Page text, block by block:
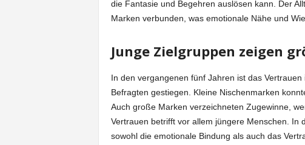
die Fantasie und Begehren auslösen kann. Der
Marken verbunden, was emotionale Nähe und
Junge Zielgruppen zeigen
In den vergangenen fünf Jahren ist das
Befragten gestiegen. Kleine Nischenmarken
Auch große Marken verzeichneten Zugewinne,
Vertrauen betrifft vor allem jüngere Menschen. In
sowohl die emotionale Bindung als auch das